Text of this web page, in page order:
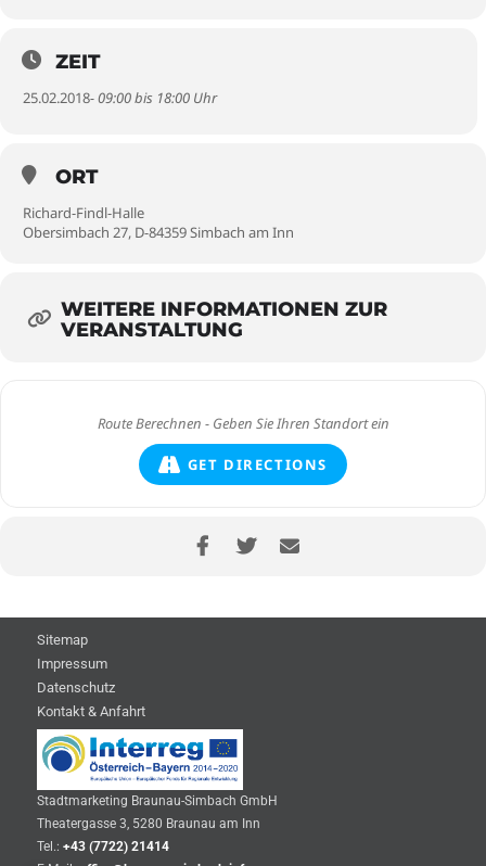
ZEIT
25.02.2018- 09:00 bis 18:00 Uhr
ORT
Richard-Findl-Halle
Obersimbach 27, D-84359 Simbach am Inn
WEITERE INFORMATIONEN ZUR
VERANSTALTUNG
GET DIRECTIONS
Sitemap
Impressum
Datenschutz
Kontakt & Anfahrt
Stadtmarketing Braunau-Simbach GmbH
Theatergasse 3, 5280 Braunau am Inn
Tel.: +43 (7722) 21414